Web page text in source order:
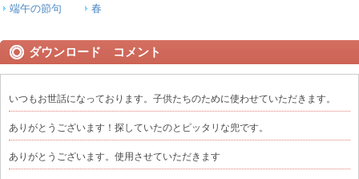
端午の節句
春
ダウンロード コメント
いつもお世話になっております。子供たちのために使わせていただきます。
ありがとうございます！探していたのとピッタリな兜です。
ありがとうございます。使用させていただきます